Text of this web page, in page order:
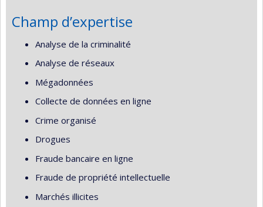
Champ d’expertise
Analyse de la criminalité
Analyse de réseaux
Mégadonnées
Collecte de données en ligne
Crime organisé
Drogues
Fraude bancaire en ligne
Fraude de propriété intellectuelle
Marchés illicites